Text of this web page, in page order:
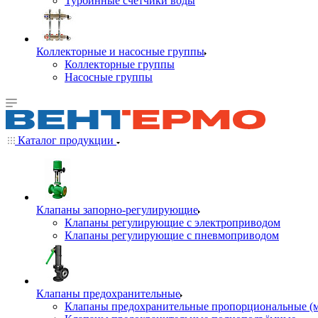
Коллекторные и насосные группы
Коллекторные группы
Насосные группы
Каталог продукции
Клапаны запорно-регулирующие
Клапаны регулирующие с электроприводом
Клапаны регулирующие с пневмоприводом
Клапаны предохранительные
Клапаны предохранительные пропорциональные